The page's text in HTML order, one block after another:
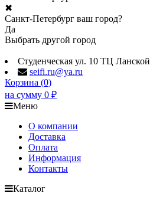
✖
Санкт-Петербург ваш город?
Да
Выбрать другой город
Студенческая ул. 10 ТЦ Ланской
seifi.ru@ya.ru
Корзина (0)
на сумму 0 ₽
Меню
О компании
Доставка
Оплата
Информация
Контакты
Каталог